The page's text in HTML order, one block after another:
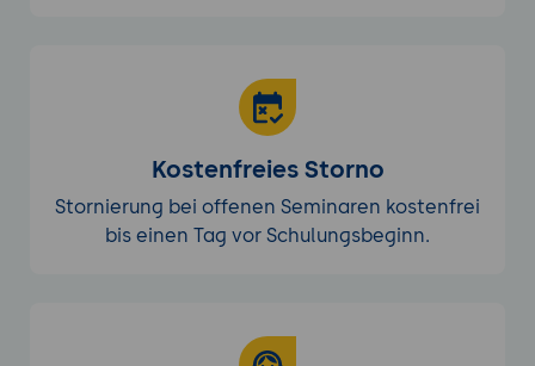
Kostenfreies Storno
Stornierung bei offenen Seminaren kostenfrei
bis einen Tag vor Schulungsbeginn.